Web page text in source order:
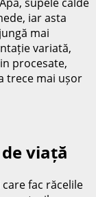
supele calde
iar asta
mai
variată,
procesate,
trece mai ușor
viață
fac răcelile